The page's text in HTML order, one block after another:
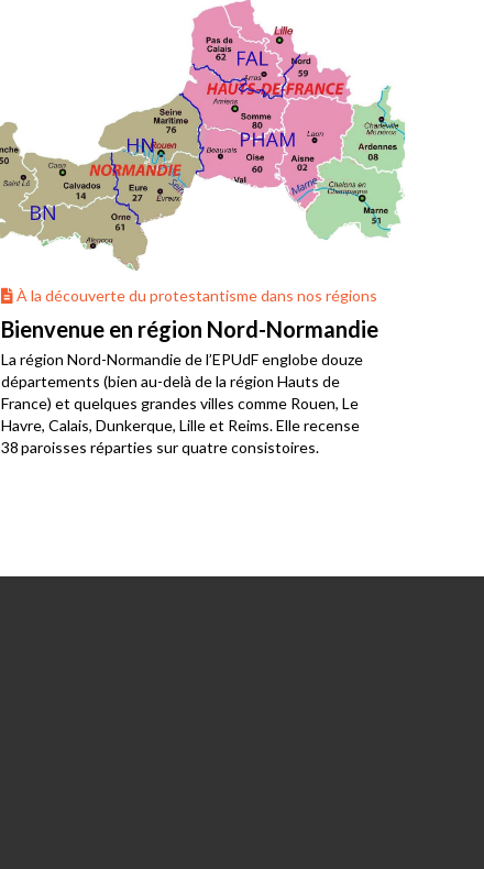
À la découverte du protestantisme dans nos régions
Bienvenue en région Nord-Normandie
La région Nord-Normandie de l’EPUdF englobe douze
départements (bien au-delà de la région Hauts de
France) et quelques grandes villes comme Rouen, Le
Havre, Calais, Dunkerque, Lille et Reims. Elle recense
38 paroisses réparties sur quatre consistoires.